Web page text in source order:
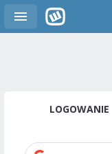
LOGOWANIE